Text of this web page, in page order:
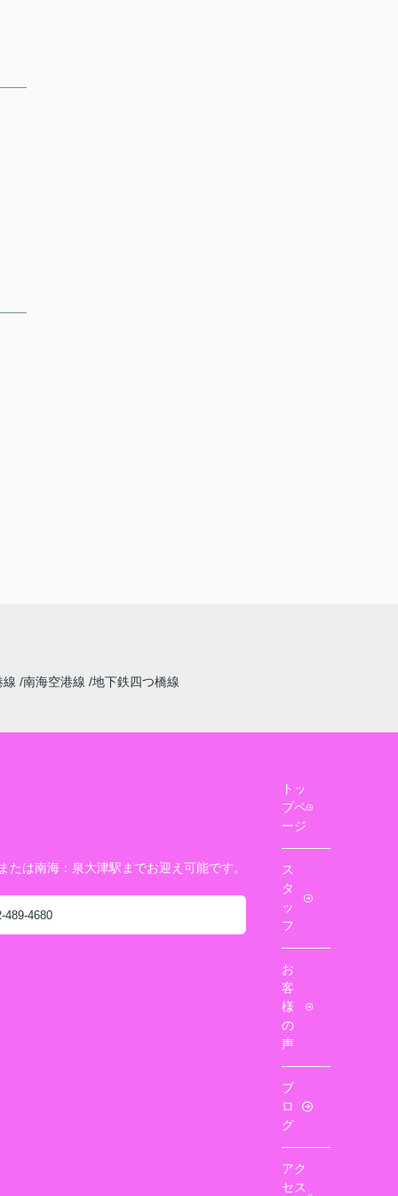
線 南海空港線 地下鉄四つ橋線
は南海：泉大津駅までお迎え可能です。
489-4680
トッ
プペ
ージ
ス
タ
ッ
フ
お
客
様
の
声
ブ
ロ
グ
アク
セス